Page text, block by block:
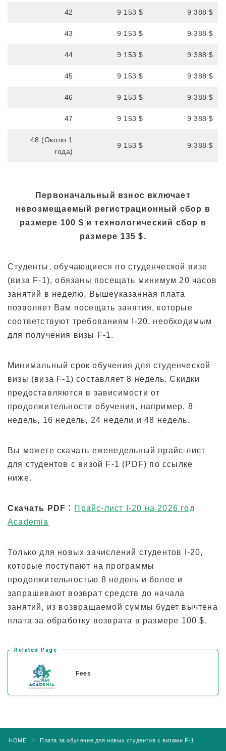
42 9 153 $ 9 388 $
43 9 153 $ 9 388 $
44 9 153 $ 9 388 $
45 9 153 $ 9 388 $
46 9 153 $ 9 388 $
47 9 153 $ 9 388 $
48 (Около 1
года)
9 153 $ 9 388 $
Первоначальный взнос включает
невозмещаемый регистрационный сбор в
размере 100 $ и технологический сбор в
размере 135 $.
Студенты, обучающиеся по студенческой визе
(виза F-1), обязаны посещать минимум 20 часов
занятий в неделю. Вышеуказанная плата
позволяет Вам посещать занятия, которые
соответствуют требованиям I-20, необходимым
для получения визы F-1.
Минимальный срок обучения для студенческой
визы (виза F-1) составляет 8 недель. Скидки
предоставляются в зависимости от
продолжительности обучения, например, 8
недель, 16 недель, 24 недели и 48 недель.
Вы можете скачать еженедельный прайс-лист
для студентов с визой F-1 (PDF) по ссылке
ниже.
Скачать PDF ： Прайс-лист I-20 на 2026 год
Academia
Только для новых зачислений студентов I-20,
которые поступают на программы
продолжительностью 8 недель и более и
запрашивают возврат средств до начала
занятий, из возвращаемой суммы будет вычтена
плата за обработку возврата в размере 100 $.
Related Page
Fees
HOME ＞ Плата за обучение для новых студентов с визами F-1